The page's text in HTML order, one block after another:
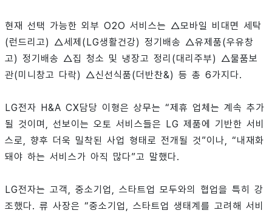
현재 선택 가능한 외부 O2O 서비스는 △모바일 비대면 세탁
(런드리고) △세제(LG생활건강) 정기배송 △유제품(우유창
고) 정기배송 △집 청소 및 냉장고 정리(대리주부) △물품보
관(미니창고 다락) △신선식품(더반찬&) 등 총 6가지다.
LG전자 H&A CX담당 이형은 상무는 “제휴 업체는 계속 추가
될 것이며, 선보이는 오토 서비스들은 LG 제품에 기반한 서비
스로, 향후 더욱 밀착된 사업 형태로 전개될 것”이나, “내재화
돼야 하는 서비스가 아직 많다”고 말했다.
LG전자는 고객, 중소기업, 스타트업 모두와의 협업을 특히 강
조했다. 류 사장은 “중소기업, 스타트업 생태계를 고려해 서비